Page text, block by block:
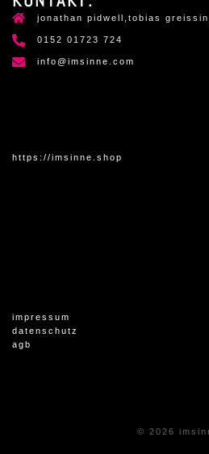
jonathan pidwell,tobias
0152 01723 724
info@imsinne.com
https://imsinne.shop
impressum
datenschutz
agb
© 2026